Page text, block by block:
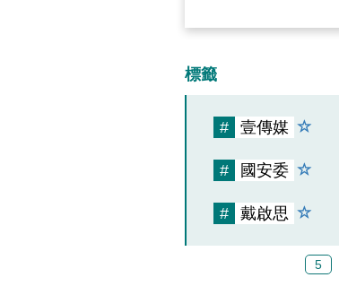
標籤
# 壹傳媒
# 國安委
# 戴啟思
5